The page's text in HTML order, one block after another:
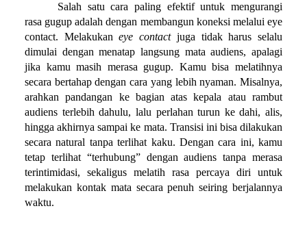
Salah satu cara paling efektif untuk mengurangi
rasa gugup adalah dengan membangun koneksi melalui eye
contact. Melakukan eye contact juga tidak harus selalu
dimulai dengan menatap langsung mata audiens, apalagi
jika kamu masih merasa gugup. Kamu bisa melatihnya
secara bertahap dengan cara yang lebih nyaman. Misalnya,
arahkan pandangan ke bagian atas kepala atau rambut
audiens terlebih dahulu, lalu perlahan turun ke dahi, alis,
hingga akhirnya sampai ke mata. Transisi ini bisa dilakukan
secara natural tanpa terlihat kaku. Dengan cara ini, kamu
tetap terlihat “terhubung” dengan audiens tanpa merasa
terintimidasi, sekaligus melatih rasa percaya diri untuk
melakukan kontak mata secara penuh seiring berjalannya
waktu.